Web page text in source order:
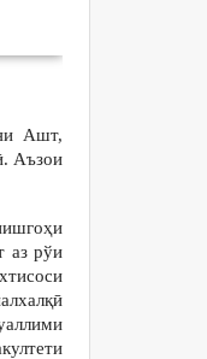
Ашт,
Аъзои
аз рўи